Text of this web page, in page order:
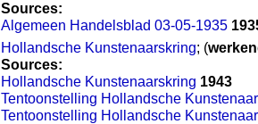
Sources:
Algemeen Handelsblad 03-05-1935
Hollandsche Kunstenaarskring; (
Sources:
Hollandsche Kunstenaarskring 1943
Tentoonstelling Hollandsche
Tentoonstelling Hollandsche